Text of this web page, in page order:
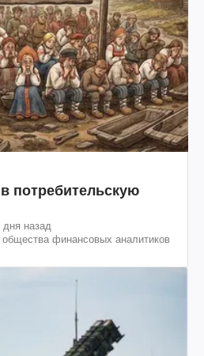
потребительскую
дня назад
общества финансовых аналитиков